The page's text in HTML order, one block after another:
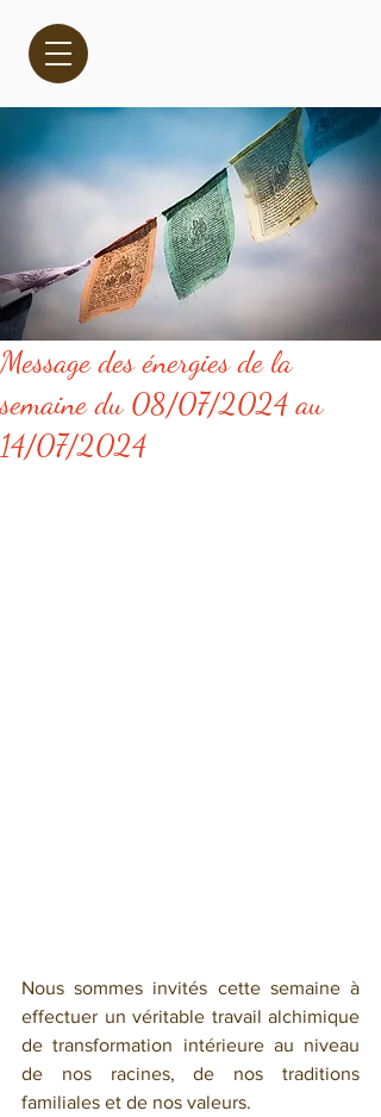
Message des énergies de la
semaine du 08/07/2024 au
14/07/2024
Nous sommes invités cette semaine à
effectuer un véritable travail alchimique
de transformation intérieure au niveau
de nos racines, de nos traditions
familiales et de nos valeurs.